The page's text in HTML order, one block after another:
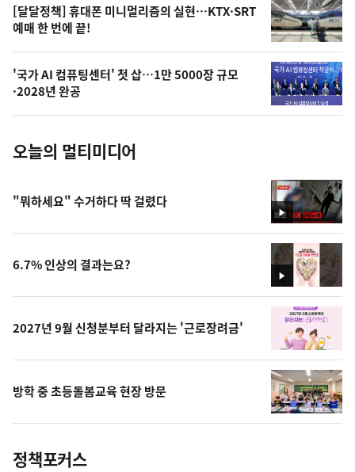
오
늘
의
사
진
[달달정책] 휴대폰 미니멀리즘의 실현…KTX·SRT
예매 한 번에 끝!
'국가 AI 컴퓨팅센터' 첫 삽…1만 5000장 규모
·2028년 완공
오늘의 멀티미디어
영
상
"뭐하세요" 수거하다 딱 걸렸다
영
상
6.7% 인상의 결과는요?
2027년 9월 신청분부터 달라지는 '근로장려금'
방학 중 초등돌봄교육 현장 방문
정책포커스